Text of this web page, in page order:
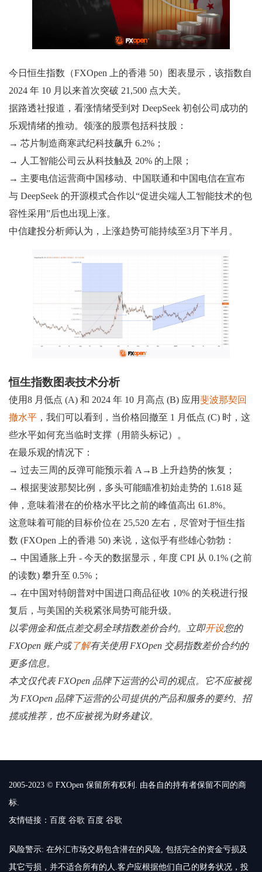
今日恒生指数（FXOpen 上的香港 50）图表显示，该指数自
2024 年 10 月以来首次突破 21,500 点大关。
据路透社报道，看涨情绪受到对 DeepSeek 初创公司成功的
乐观情绪的推动。领涨的股票包括科技股：
→ 芯片制造商寒武纪科技飙升 6.2%；
→ 人工智能公司云从科技触及 20% 的上限；
→ 主要电信运营商中国移动、中国联通和中国电信在宣布
与 DeepSeek 的开源模式合作以“促进尖端人工智能技术的包
容性采用”后也出现上涨。
中信建投分析师认为，上涨趋势可能持续至3月下半月。
恒生指数图表技术分析
使用8 月低点 (A) 和 2024 年 10 月高点 (B) 应用斐波那契回
撤水平 ，我们可以看到，当价格回撤至 1 月低点 (C) 时，这
些水平如何充当临时支撑（用箭头标记）。
在最乐观的情况下：
→ 过去三周的反弹可能预示着 A→B 上升趋势的恢复；
→ 根据斐波那契比例，多头可能瞄准初始走势的 1.618 延
伸，意味着潜在的价格水平比之前的峰值高出 61.8%。
这意味着可能的目标价位在 25,520 左右，尽管对于恒生指
数 (FXOpen 上的香港 50) 来说，这似乎有些雄心勃勃：
→ 中国通胀上升 - 今天的数据显示，年度 CPI 从 0.1% (之前
的读数) 攀升至 0.5%；
→ 在中国对特朗普对中国进口商品征收 10% 的关税进行报
复后，与美国的关税紧张局势可能升级。
以零佣金和低点差交易全球指数差价合约。立即开设您的
FXOpen 账户或了解有关使用 FXOpen 交易指数差价合约的
更多信息。
本文仅代表 FXOpen 品牌下运营的公司的观点。它不应被视
为 FXOpen 品牌下运营的公司提供的产品和服务的要约、招
揽或推荐，也不应被视为财务建议。
2005-2023 © FXOpen 保留所有权利. 由各自的持有者保留不同的商
标.
友情链接： 百度 谷歌 百度 谷歌
风险警示: 在外汇市场交易包含潜在的风险, 包括完全的资金亏损及
其它亏损，并不适合所有的人.客户应根据他们自己的财务状况，投